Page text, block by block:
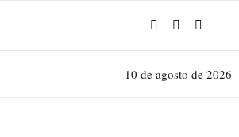
10 de agosto de 2026